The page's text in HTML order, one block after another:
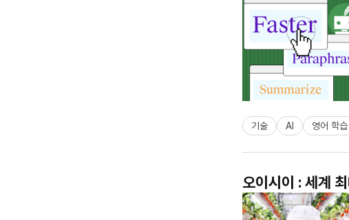
기술 AI 영어 학습
오이시이 : 세계